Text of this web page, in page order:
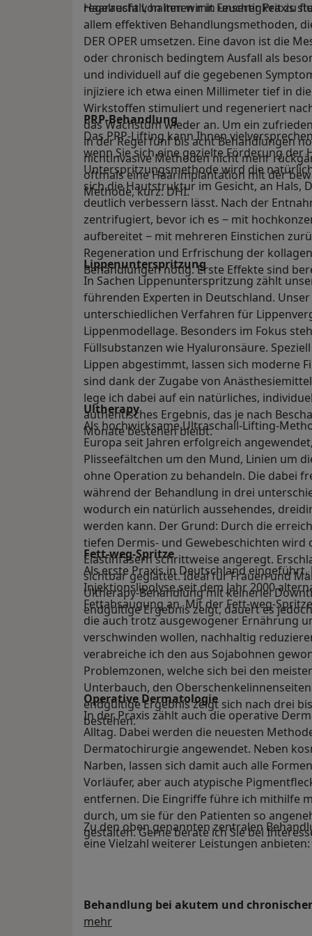
regelrecht von innen mit Feuchtigkeit zu
Haarausfall, halten wir in unserer Praxis
allem effektiven Behandlungsmethoden,
DER OPER umsetzen. Eine davon ist die
oder chronisch bedingtem Ausfall als
und individuell auf die gegebenen
injiziere ich etwa einen Millimeter tief in
Wirkstoffen stimuliert und regeneriert
das Wachstum wieder an. Um ein
in der Regel fünf bis acht Behandlungen
nichtinvasive Methoden nicht mehr
oftmals eine Haarimplantation mit der
Methode, kurz: DHI.
PRP-Behandlung
Das PRP-Lifting kann Ihnen
wenn Sie sich eine gezielte Förderung
Unterspritzungsmethode wird die
sich die Hautstruktur im Gesicht, an Hals,
deutlich verbessern lässt. Nach der
zentrifugiert, bevor ich es ‒ mit
aufbereitet ‒ mit mehreren Einstichen
Regeneration und Erfrischung der
Behandlungen nötig. Erste Effekte sind
Lippenunterspritzung
In Sachen Lippenunterspritzung zählt
führenden Experten in Deutschland.
unterschiedlichen Verfahren für
Lippenmodellage. Besonders im Fokus
Füllsubstanzen wie Hyaluronsäure.
Lippen abgestimmt, lassen sich moderne
sind dank der Zugabe von
lege ich dabei auf ein natürliches,
authentisches Ergebnis, das je nach
Monate bestehen bleibt.
Ultherapy
Als hochwirksame Ultraschall-Lifting-
Europa seit Jahren erfolgreich
Plisseefältchen um den Mund, Linien um
ohne Operation zu behandeln. Die dabei
während der Behandlung in drei
wodurch ein natürlich aussehendes,
werden kann. Der Grund: Durch die
tiefen Dermis- und Gewebeschichten wird
Elastinfasern schrittweise angeregt.
sichtbar geglättet. Ideal für Frauen und
Ultherapy-Behandlung mit keinerlei
endgültige Ergebnis zeigt, dauert es
Fett-weg-Spritze
Als erste Praxis in Deutschland
Injektionslipolyse seit dem Jahr 2000
Fettabsaugung an. Mit der Fett-weg-
die auch trotz ausgewogener Ernährung
verschwinden wollen, nachhaltig
verabreiche ich den aus Sojabohnen
Problemzonen, welche sich bei den
Unterbauch, den
endgültige Ergebnis zeigt sich nach drei
bestehen.
Operative Dermatologie
In der Praxis zählt auch die operative
Alltag. Dabei werden die neuesten
Dermatochirurgie angewendet. Neben
Narben, lassen sich damit auch alle
Vorläufer, aber auch atypische
entfernen. Die Eingriffe führe ich mithilfe
durch, um sie für den Patienten so
gestalten. Gerne berate ich Sie bei
Zu den oben genannten zentralen
eine Vielzahl weiterer Leistungen anbieten:
Behandlung bei akutem und
mehrÜber mich